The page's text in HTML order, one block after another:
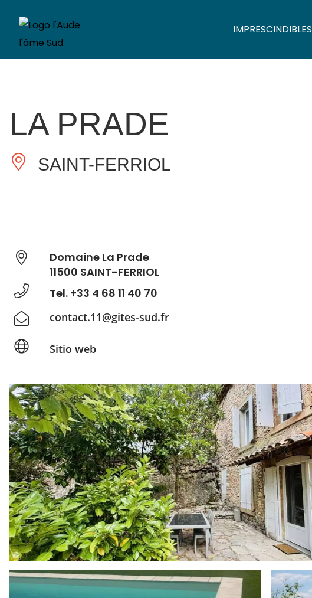
IMPRESCINDIBLES
LA PRADE
SAINT-FERRIOL
Domaine La Prade
11500 SAINT-FERRIOL
Tel. +33 4 68 11 40 70
contact.11@gites-sud.fr
Sitio web